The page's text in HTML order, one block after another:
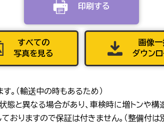
21
印刷する
すべての
写真を見る
画像
ダウン
。（輸送中の時もあるため）
態と異なる場合があり、車検時に増トンや
りますので保証は付きません。（整備付は